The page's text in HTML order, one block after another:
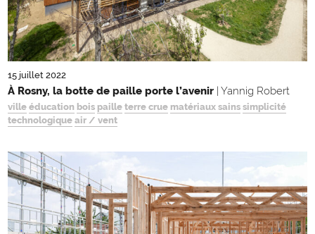
15 juillet 2022
À Rosny, la botte de paille porte l’avenir | Yannig Robert
ville éducation bois paille terre crue matériaux sains simplicité
technologique air / vent